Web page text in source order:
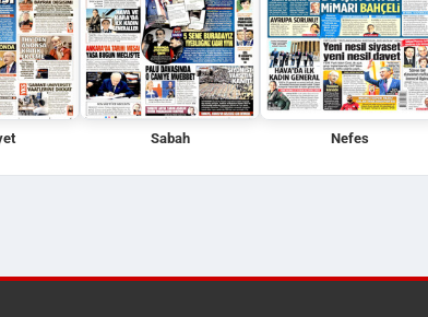
Sabah Nefes